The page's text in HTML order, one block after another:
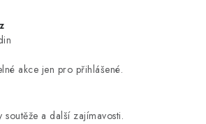
akce jen pro přihlášené.
a další zajímavosti.